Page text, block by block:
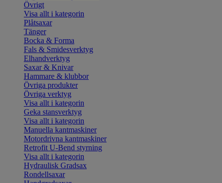
Övrigt
Visa allt i kategorin
Plåtsaxar
Tänger
Bocka & Forma
Fals & Smidesverktyg
Elhandverktyg
Saxar & Knivar
Hammare & klubbor
Övriga produkter
Övriga verktyg
Visa allt i kategorin
Geka stansverktyg
Visa allt i kategorin
Manuella kantmaskiner
Motordrivna kantmaskiner
Retrofit U-Bend styrning
Visa allt i kategorin
Hydraulisk Gradsax
Rondellsaxar